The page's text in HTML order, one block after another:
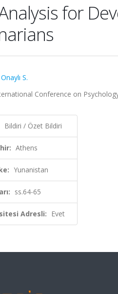
for
Onaylı S.
Conference on
Bildiri / Özet Bildiri
Athens
Yunanistan
ss.64-65
Adresli: Evet